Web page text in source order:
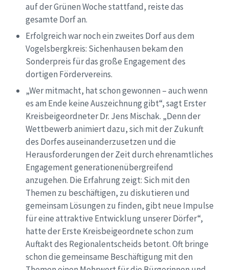
auf der Grünen Woche stattfand, reiste das
gesamte Dorf an.
Erfolgreich war noch ein zweites Dorf aus dem
Vogelsbergkreis: Sichenhausen bekam den
Sonderpreis für das große Engagement des
dortigen Fördervereins.
„Wer mitmacht, hat schon gewonnen – auch wenn
es am Ende keine Auszeichnung gibt“, sagt Erster
Kreisbeigeordneter Dr. Jens Mischak. „Denn der
Wettbewerb animiert dazu, sich mit der Zukunft
des Dorfes auseinanderzusetzen und die
Herausforderungen der Zeit durch ehrenamtliches
Engagement generationenübergreifend
anzugehen. Die Erfahrung zeigt: Sich mit den
Themen zu beschäftigen, zu diskutieren und
gemeinsam Lösungen zu finden, gibt neue Impulse
für eine attraktive Entwicklung unserer Dörfer“,
hatte der Erste Kreisbeigeordnete schon zum
Auftakt des Regionalentscheids betont. Oft bringe
schon die gemeinsame Beschäftigung mit den